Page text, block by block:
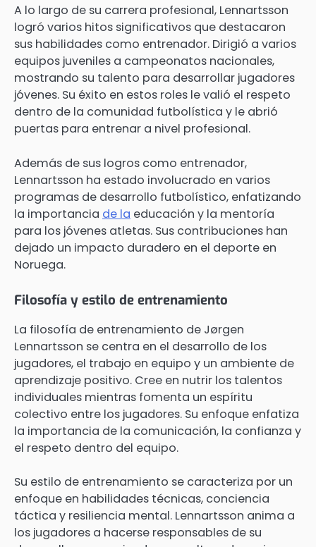
A lo largo de su carrera profesional, Lennartsson
logró varios hitos significativos que destacaron
sus habilidades como entrenador. Dirigió a varios
equipos juveniles a campeonatos nacionales,
mostrando su talento para desarrollar jugadores
jóvenes. Su éxito en estos roles le valió el respeto
dentro de la comunidad futbolística y le abrió
puertas para entrenar a nivel profesional.
Además de sus logros como entrenador,
Lennartsson ha estado involucrado en varios
programas de desarrollo futbolístico, enfatizando
la importancia de la educación y la mentoría
para los jóvenes atletas. Sus contribuciones han
dejado un impacto duradero en el deporte en
Noruega.
Filosofía y estilo de entrenamiento
La filosofía de entrenamiento de Jørgen
Lennartsson se centra en el desarrollo de los
jugadores, el trabajo en equipo y un ambiente de
aprendizaje positivo. Cree en nutrir los talentos
individuales mientras fomenta un espíritu
colectivo entre los jugadores. Su enfoque enfatiza
la importancia de la comunicación, la confianza y
el respeto dentro del equipo.
Su estilo de entrenamiento se caracteriza por un
enfoque en habilidades técnicas, conciencia
táctica y resiliencia mental. Lennartsson anima a
los jugadores a hacerse responsables de su